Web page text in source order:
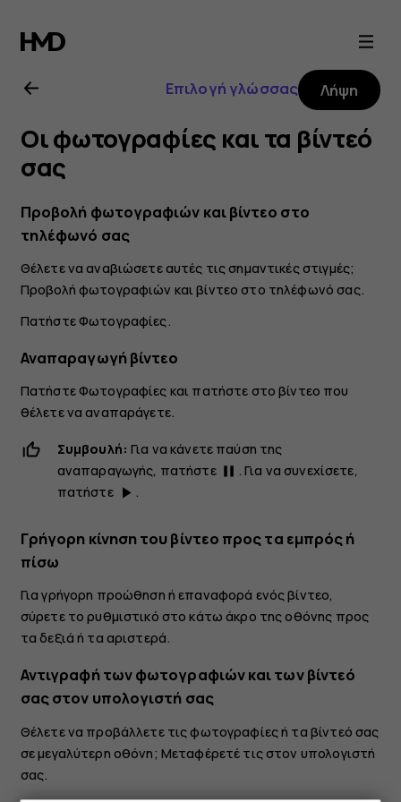
Οδηγίες
χρήσης
Nokia
6.2
Επιλογή γλώσσας Λήψη
Οι φωτογραφίες και τα βίντεό
σας
Προβολή φωτογραφιών και βίντεο στο
τηλέφωνό σας
Θέλετε να αναβιώσετε αυτές τις σημαντικές στιγμές;
Προβολή φωτογραφιών και βίντεο στο τηλέφωνό σας.
ΠατήστεΦωτογραφίες.
Αναπαραγωγή βίντεο
ΠατήστεΦωτογραφίες και πατήστε στο βίντεο που
θέλετε να αναπαράγετε.
Συμβουλή: Για να κάνετε παύση της
αναπαραγωγής, πατήστε pause . Για να συνεχίσετε,
πατήστε play_arrow .
Γρήγορη κίνηση του βίντεο προς τα εμπρός ή
πίσω
Για γρήγορη προώθηση ή επαναφορά ενός βίντεο,
σύρετε το ρυθμιστικό στο κάτω άκρο της οθόνης προς
τα δεξιά ή τα αριστερά.
Αντιγραφή των φωτογραφιών και των βίντεό
σας στον υπολογιστή σας
Θέλετε να προβάλλετε τις φωτογραφίες ή τα βίντεό σας
σε μεγαλύτερη οθόνη; Μεταφέρετέ τις στον υπολογιστή
σας.